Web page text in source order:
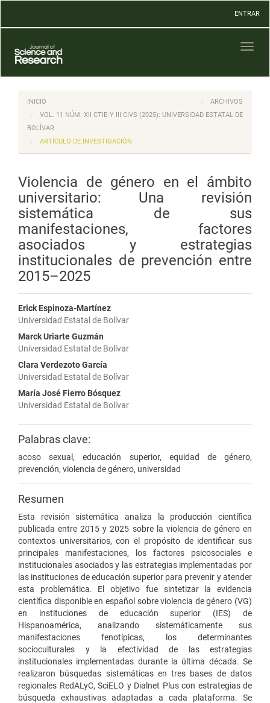
Contenido
Barra
lateral
ENTRAR
INICIO
ARCHIVOS
VOL. 11 NÚM. XII CTIE Y III CIVS (2025): UNIVERSIDAD ESTATAL DE
BOLÍVAR
ARTÍCULO DE INVESTIGACIÓN
Violencia de género en el ámbito
universitario: Una revisión
sistemática de sus
manifestaciones, factores
asociados y estrategias
institucionales de prevención entre
2015–2025
Erick Espinoza-Martínez
Universidad Estatal de Bolívar
Marck Uriarte Guzmán
Universidad Estatal de Bolívar
Clara Verdezoto García
Universidad Estatal de Bolívar
María José Fierro Bósquez
Universidad Estatal de Bolívar
Palabras clave:
acoso sexual, educación superior, equidad de género,
prevención, violencia de género, universidad
Resumen
Esta revisión sistemática analiza la producción científica
publicada entre 2015 y 2025 sobre la violencia de género en
contextos universitarios, con el propósito de identificar sus
principales manifestaciones, los factores psicosociales e
institucionales asociados y las estrategias implementadas por
las instituciones de educación superior para prevenir y atender
esta problemática. El objetivo fue sintetizar la evidencia
científica disponible en español sobre violencia de género (VG)
en instituciones de educación superior (IES) de
Hispanoamérica, analizando sistemáticamente sus
manifestaciones fenotípicas, los determinantes
socioculturales y la efectividad de las estrategias
institucionales implementadas durante la última década. Se
realizaron búsquedas sistemáticas en tres bases de datos
regionales RedALyC, SciELO y Dialnet Plus con estrategias de
búsqueda exhaustivas adaptadas a cada plataforma. Se